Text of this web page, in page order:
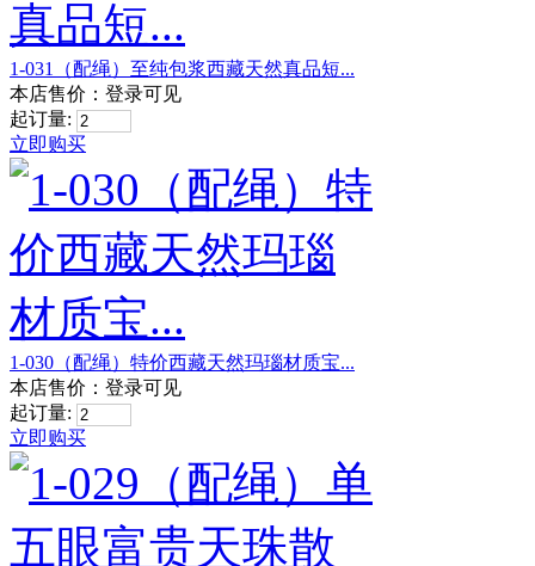
1-031（配绳）至纯包浆西藏天然真品短...
本店售价： 登录可见
起订量:
立即购买
1-030（配绳）特价西藏天然玛瑙材质宝...
本店售价： 登录可见
起订量:
立即购买